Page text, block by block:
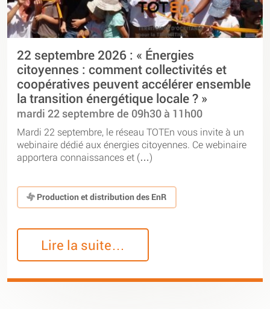
22 septembre 2026 : « Énergies
citoyennes : comment collectivités et
coopératives peuvent accélérer ensemble
la transition énergétique locale ? »
mardi 22 septembre de 09h30 à 11h00
Mardi 22 septembre, le réseau TOTEn vous invite à un
webinaire dédié aux énergies citoyennes. Ce webinaire
apportera connaissances et (…)
Production et distribution des EnR
Lire la suite…